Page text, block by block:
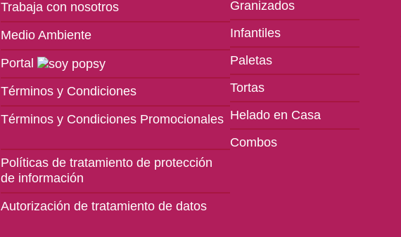
Trabaja con nosotros
Medio Ambiente
Portal
Términos y Condiciones
Términos y Condiciones Promocionales
Políticas de tratamiento de protección
de información
Autorización de tratamiento de datos
Granizados
Infantiles
Paletas
Tortas
Helado en Casa
Combos